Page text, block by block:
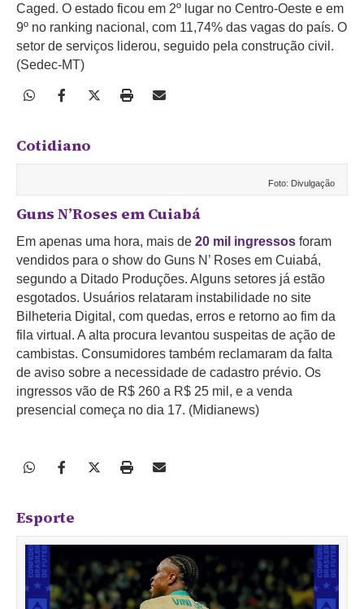
Caged. O estado ficou em 2º lugar no Centro-Oeste e em
9º no ranking nacional, com 11,74% das vagas do país. O
setor de serviços liderou, seguido pela construção civil.
(Sedec-MT)
Cotidiano
Foto: Divulgação
Guns N’Roses em Cuiabá
Em apenas uma hora, mais de 20 mil ingressos foram
vendidos para o show do Guns N’ Roses em Cuiabá,
segundo a Ditado Produções. Alguns setores já estão
esgotados. Usuários relataram instabilidade no site
Bilheteria Digital, com quedas, erros e retorno ao fim da
fila virtual. A alta procura levantou suspeitas de ação de
cambistas. Consumidores também reclamaram da falta
de aviso sobre a necessidade de cadastro prévio. Os
ingressos vão de R$ 260 a R$ 25 mil, e a venda
presencial começa no dia 17. (Midianews)
Esporte